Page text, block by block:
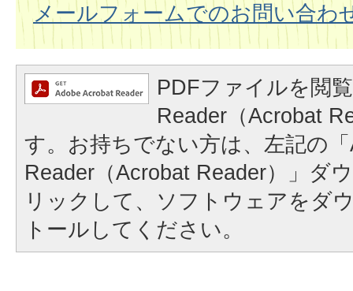
メールフォームでのお問い合わ
PDFファイルを閲
Reader（Acrobat
す。お持ちでない方は、左記の
Reader（Acrobat Reader）」ダ
リックして、ソフトウェアをダ
トールしてください。